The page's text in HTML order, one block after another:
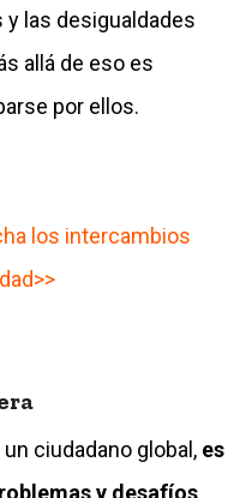
las desigualdades
allá de eso es
por ellos.
los intercambios
ciudadano global, es
y desafíos